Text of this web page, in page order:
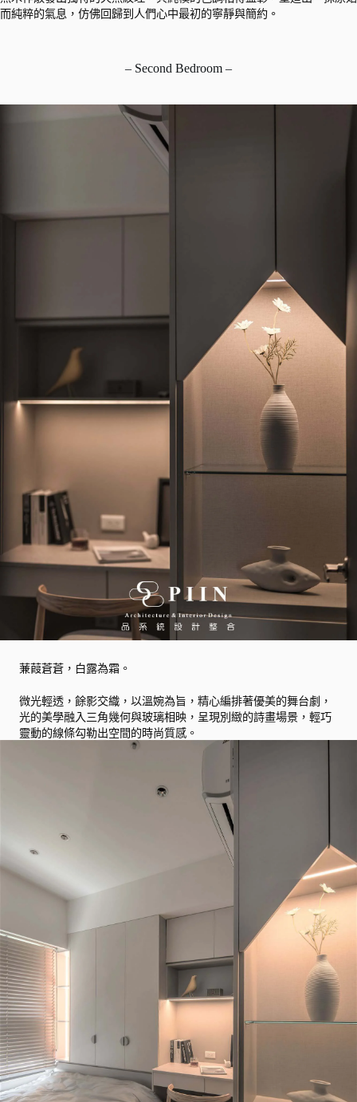
而純粹的氣息，仿佛回歸到人們心中最初的寧靜與簡約。
– Second Bedroom –
蒹葭蒼蒼，白露為霜。
微光輕透，餘影交織，以溫婉為旨，精心編排著優美的舞台劇，
光的美學融入三角幾何與玻璃相映，呈現別緻的詩畫場景，輕巧
靈動的線條勾勒出空間的時尚質感。